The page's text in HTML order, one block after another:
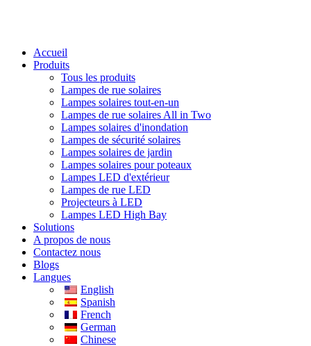
Accueil
Produits
Tous les produits
Lampes de rue solaires
Lampes solaires tout-en-un
Lampes de rue solaires All in Two
Lampes solaires d'inondation
Lampes de sécurité solaires
Lampes solaires de jardin
Lampes solaires pour poteaux
Lampes LED d'extérieur
Lampes de rue LED
Projecteurs à LED
Lampes LED High Bay
Solutions
A propos de nous
Contactez nous
Blogs
Langues
English
Spanish
French
German
Chinese